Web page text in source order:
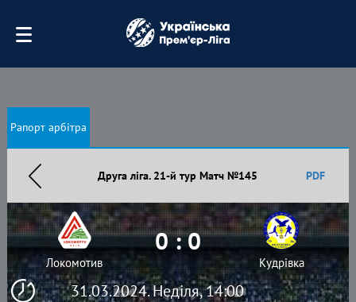
Рапорт арбітра
Друга ліга. 21-й тур Матч №145 PDF
31.03.2024. Неділя, 14:00
Локомотив
0 : 0
Кудрівка